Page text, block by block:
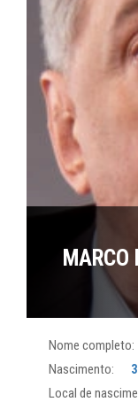
MARCO
Nome completo:
Nascimento:
Local de